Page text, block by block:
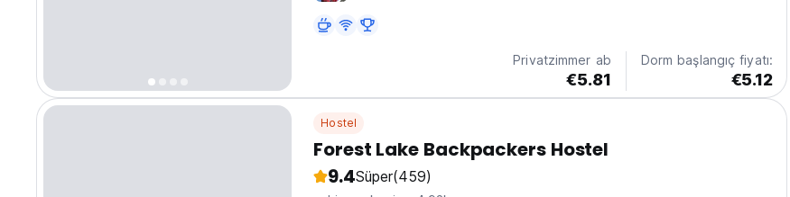
Privatzimmer ab
€5.81
Dorm başlangıç fiyatı:
€5.12
Hostel
Forest Lake Backpackers Hostel
9.4Süper(459)